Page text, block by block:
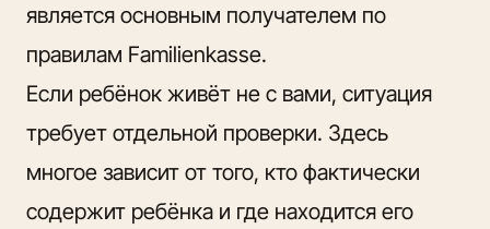
является основным получателем по
правилам Familienkasse.
Если ребёнок живёт не с вами, ситуация
требует отдельной проверки. Здесь
многое зависит от того, кто фактически
содержит ребёнка и где находится его